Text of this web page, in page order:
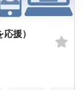
応援）